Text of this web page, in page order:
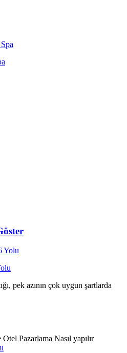
pek azının çok uygun şartlarda
Pazarlama Nasıl yapılır